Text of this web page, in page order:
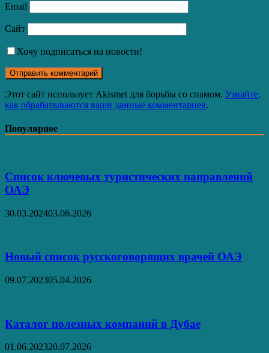
Email
Сайт
Хочу подписаться на новости!
Этот сайт использует Akismet для борьбы со спамом. Узнайте,
как обрабатываются ваши данные комментариев.
Популярное
Список ключевых туристических направлений
ОАЭ
30.03.202403.06.2026
Новый список русскоговорящих врачей ОАЭ
09.07.202305.04.2026
Каталог полезных компаний в Дубае
01.06.202320.07.2026